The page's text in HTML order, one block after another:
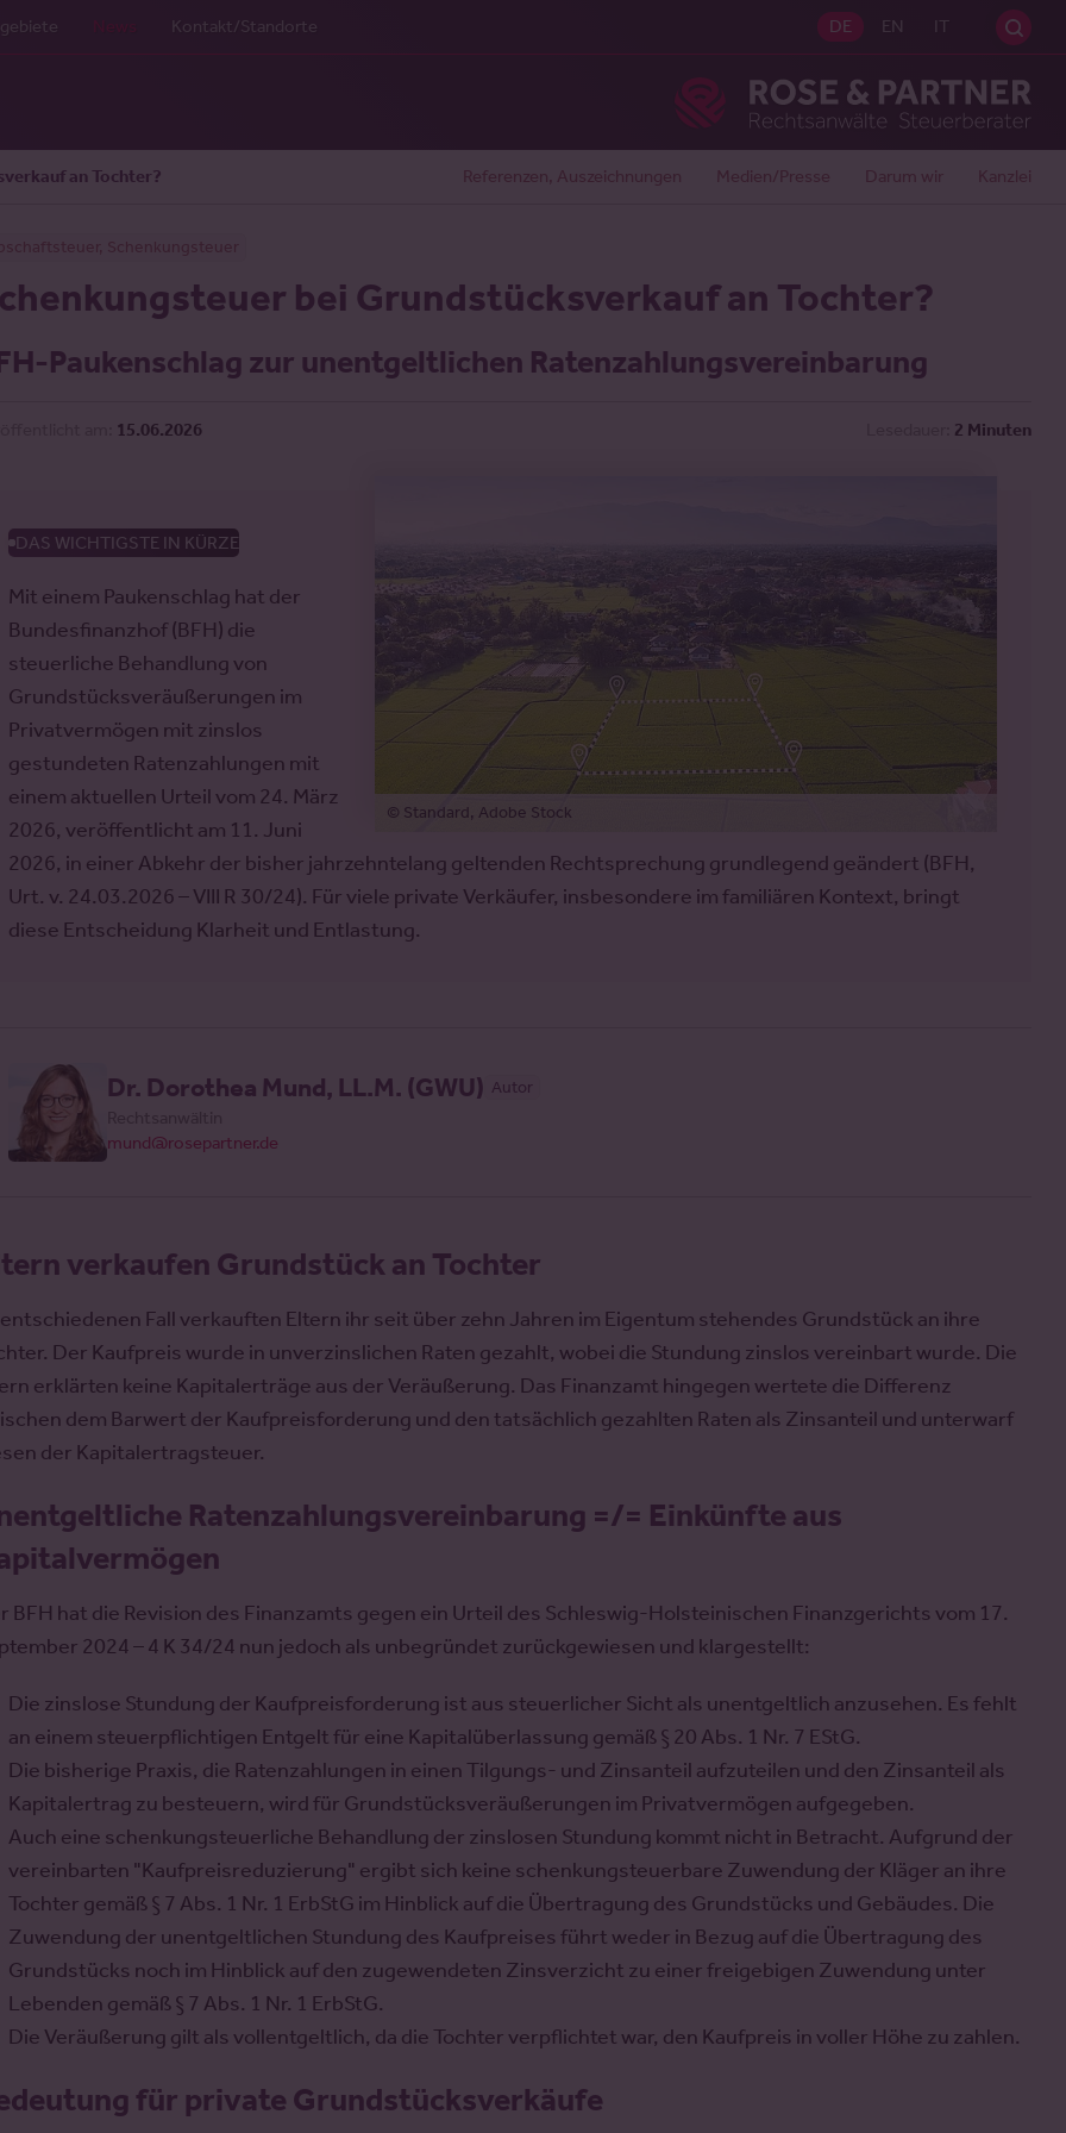
News Kontakt/Standorte DE EN IT
an Tochter? Referenzen, Auszeichnungen Medien/Presse Darum wir Kanzlei
bei Grundstücksverkauf an Tochter?
Paukenschlag zur unentgeltlichen Ratenzahlungsvereinbarung
15.06.2026 2 Minuten
DAS WICHTIGSTE IN KÜRZE
© Standard, Adobe Stock
Mit einem Paukenschlag hat der
Bundesfinanzhof (BFH) die
steuerliche Behandlung von
Grundstücksveräußerungen im
Privatvermögen mit zinslos
gestundeten Ratenzahlungen mit
einem aktuellen Urteil vom 24. März
2026, veröffentlicht am 11. Juni
2026, in einer Abkehr der bisher jahrzehntelang geltenden Rechtsprechung grundlegend geändert (BFH,
Urt. v. 24.03.2026 – VIII R 30/24). Für viele private Verkäufer, insbesondere im familiären Kontext, bringt
diese Entscheidung Klarheit und Entlastung.
Dr. Dorothea Mund, LL.M. (GWU) Autor
mund@rosepartner.de
verkaufen Grundstück an Tochter
entschiedenen Fall verkauften Eltern ihr seit über zehn Jahren im Eigentum stehendes Grundstück an ihre
Der Kaufpreis wurde in unverzinslichen Raten gezahlt, wobei die Stundung zinslos vereinbart wurde. Die
erklärten keine Kapitalerträge aus der Veräußerung. Das Finanzamt hingegen wertete die Differenz
dem Barwert der Kaufpreisforderung und den tatsächlich gezahlten Raten als Zinsanteil und unterwarf
der Kapitalertragsteuer.
Ratenzahlungsvereinbarung =/= Einkünfte aus
BFH hat die Revision des Finanzamts gegen ein Urteil des Schleswig-Holsteinischen Finanzgerichts vom 17.
2024 – 4 K 34/24 nun jedoch als unbegründet zurückgewiesen und klargestellt:
Die zinslose Stundung der Kaufpreisforderung ist aus steuerlicher Sicht als unentgeltlich anzusehen. Es fehlt
an einem steuerpflichtigen Entgelt für eine Kapitalüberlassung gemäß § 20 Abs. 1 Nr. 7 EStG.
Die bisherige Praxis, die Ratenzahlungen in einen Tilgungs- und Zinsanteil aufzuteilen und den Zinsanteil als
Kapitalertrag zu besteuern, wird für Grundstücksveräußerungen im Privatvermögen aufgegeben.
Auch eine schenkungsteuerliche Behandlung der zinslosen Stundung kommt nicht in Betracht. Aufgrund der
vereinbarten "Kaufpreisreduzierung" ergibt sich keine schenkungsteuerbare Zuwendung der Kläger an ihre
Tochter gemäß § 7 Abs. 1 Nr. 1 ErbStG im Hinblick auf die Übertragung des Grundstücks und Gebäudes. Die
Zuwendung der unentgeltlichen Stundung des Kaufpreises führt weder in Bezug auf die Übertragung des
Grundstücks noch im Hinblick auf den zugewendeten Zinsverzicht zu einer freigebigen Zuwendung unter
Lebenden gemäß § 7 Abs. 1 Nr. 1 ErbStG.
Die Veräußerung gilt als vollentgeltlich, da die Tochter verpflichtet war, den Kaufpreis in voller Höhe zu zahlen.
für private Grundstücksverkäufe